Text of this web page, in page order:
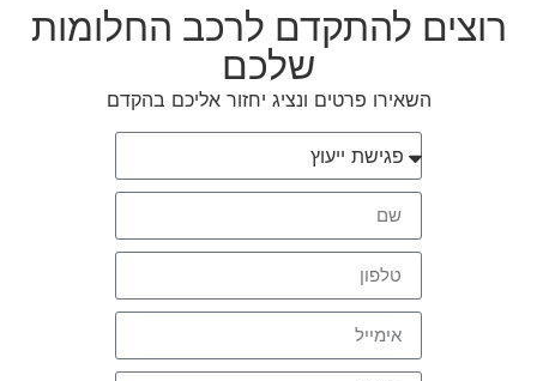
רוצים להתקדם לרכב החלומות
שלכם
השאירו פרטים ונציג יחזור אליכם בהקדם